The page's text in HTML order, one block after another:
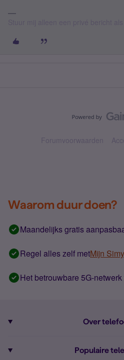
Forumvoorwaarden
Waarom duur doen?
Maandelijks gratis
Regel alles zelf metMijn
Het betrouwbare 5G-netwerk
Over
Populaire